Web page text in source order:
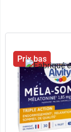
Prix bas